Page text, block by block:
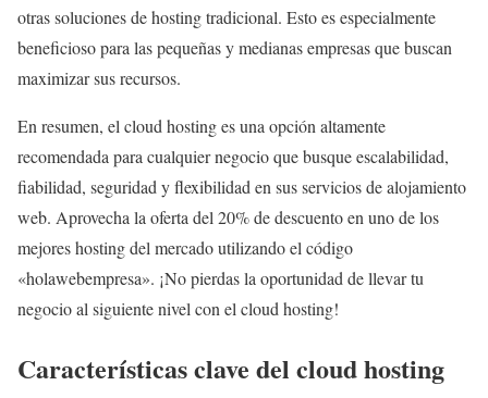
otras soluciones de hosting tradicional. Esto es especialmente
beneficioso para las pequeñas y medianas empresas que buscan
maximizar sus recursos.
En resumen, el cloud hosting es una opción altamente
recomendada para cualquier negocio que busque escalabilidad,
fiabilidad, seguridad y flexibilidad en sus servicios de alojamiento
web. Aprovecha la oferta del 20% de descuento en uno de los
mejores hosting del mercado utilizando el código
«holawebempresa». ¡No pierdas la oportunidad de llevar tu
negocio al siguiente nivel con el cloud hosting!
Características clave del cloud hosting